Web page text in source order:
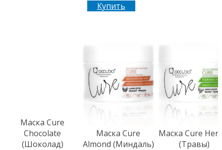
Купить
Маска Cure
Chocolate
(Шоколад)
Маска Cure
Almond (Миндаль)
Маска Cure
(Травы)